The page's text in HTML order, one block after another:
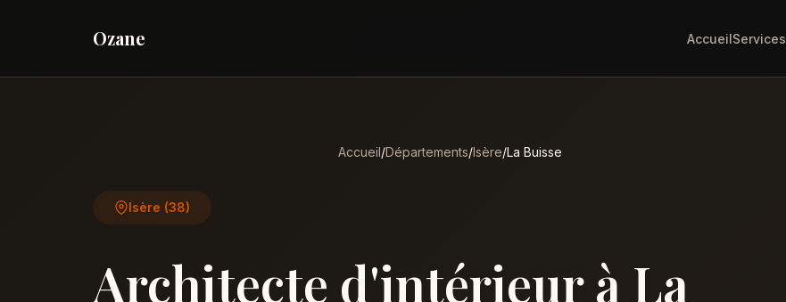
Ozane AccueilServices
Accueil/Départements/Isère/La Buisse
Isère (38)
Architecte d'intérieur à La